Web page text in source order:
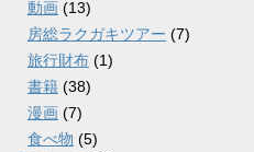
動画 (13)
房総ラクガキツアー (7)
旅行財布 (1)
書籍 (38)
漫画 (7)
食べ物 (5)